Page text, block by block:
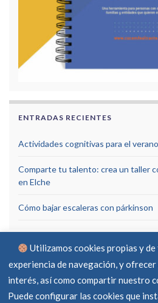
ENTRADAS RECIENTES
Actividades cognitivas para el
Comparte tu talento: crea un taller
en Elche
Cómo bajar escaleras con párkinson
Aviso Legal Política de
Utilizamos cookies propias y
experiencia de navegación, y
interés, así como compartir nuestro
Puede configurar las cookies que